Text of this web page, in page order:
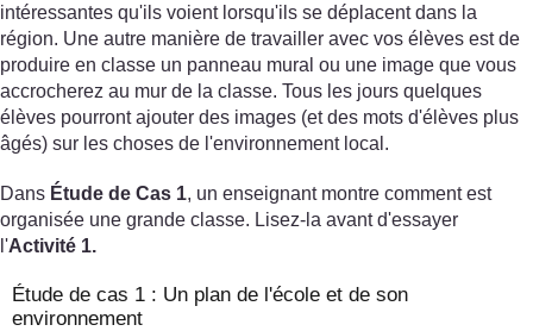
intéressantes qu'ils voient lorsqu'ils se déplacent dans la
région. Une autre manière de travailler avec vos élèves est de
produire en classe un panneau mural ou une image que vous
accrocherez au mur de la classe. Tous les jours quelques
élèves pourront ajouter des images (et des mots d'élèves plus
âgés) sur les choses de l'environnement local.
Dans Étude de Cas 1, un enseignant montre comment est
organisée une grande classe. Lisez-la avant d'essayer
l'Activité 1.
Étude de cas 1 : Un plan de l'école et de son
environnement